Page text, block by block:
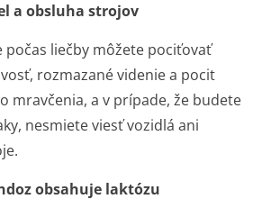
a obsluha strojov
počas liečby môžete pociťovať
rozmazané videnie a pocit
mravčenia, a v prípade, že budete
nesmiete viesť vozidlá ani
obsahuje laktózu